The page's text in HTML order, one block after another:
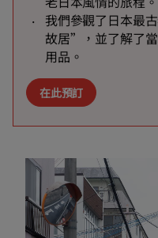
我們參觀了日本最
故居”，並了解了
用品。
在此預訂